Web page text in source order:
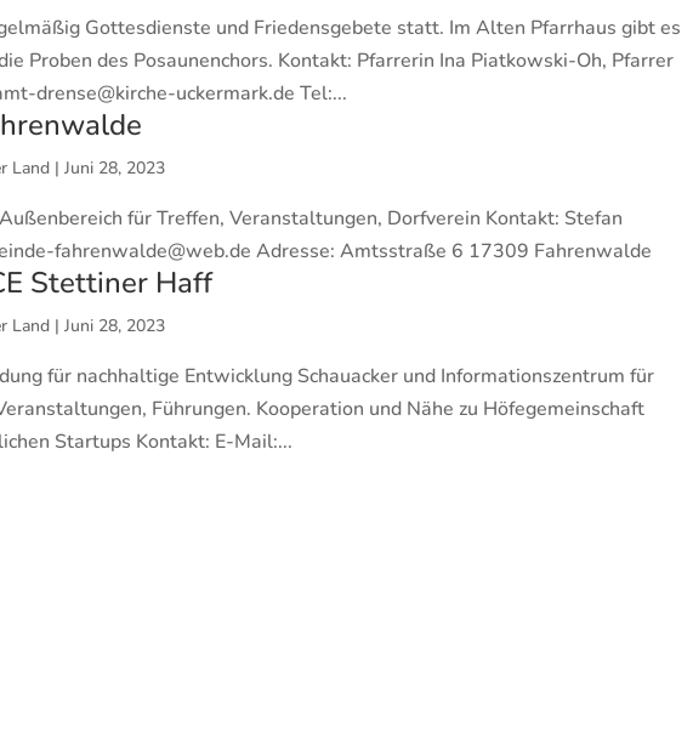
Gottesdienste und Friedensgebete statt. Im Alten Pfarrhaus gibt es
Proben des Posaunenchors. Kontakt: Pfarrerin Ina Piatkowski-Oh, Pfarrer
drense@kirche-uckermark.de Tel:...
Land |Juni 28, 2023
für Treffen, Veranstaltungen, Dorfverein Kontakt: Stefan
fahrenwalde@web.de Adresse: Amtsstraße 6 17309 Fahrenwalde
Stettiner Haff
Land |Juni 28, 2023
für nachhaltige Entwicklung Schauacker und Informationszentrum für
Führungen. Kooperation und Nähe zu Höfegemeinschaft
Startups Kontakt: E-Mail:...